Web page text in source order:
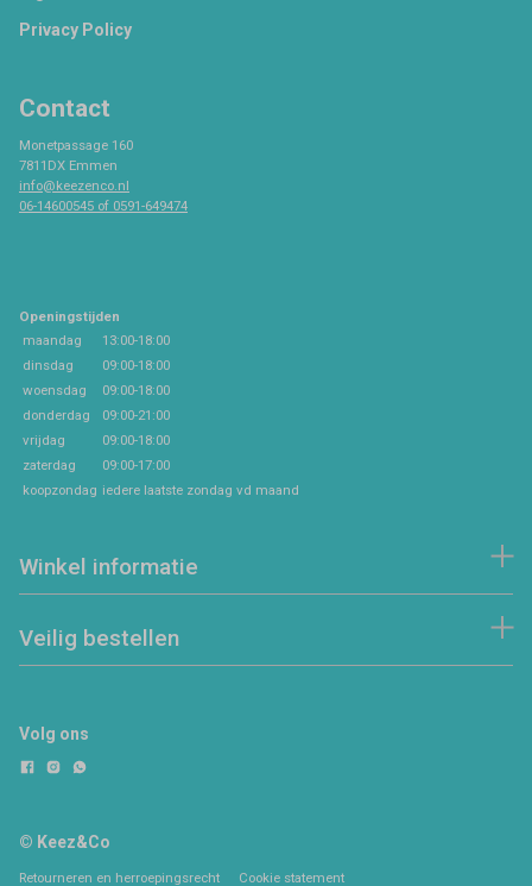
Privacy Policy
Contact
Monetpassage 160
7811DX Emmen
info@keezenco.nl
06-14600545 of 0591-649474
Openingstijden
maandag
13:00-18:00
dinsdag
09:00-18:00
woensdag
09:00-18:00
donderdag
09:00-21:00
vrijdag
09:00-18:00
zaterdag
09:00-17:00
koopzondag iedere laatste zondag vd maand
Winkel informatie
Veilig bestellen
Volg ons
© Keez&Co
Retourneren en herroepingsrecht Cookie statement